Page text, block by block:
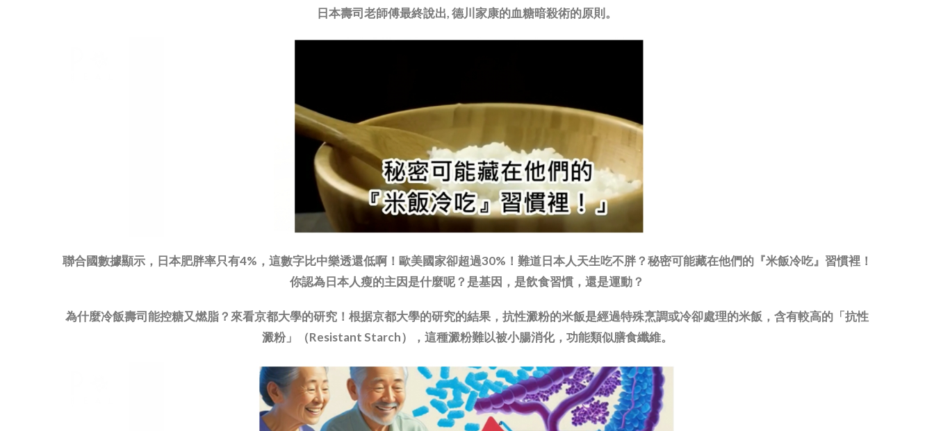
日本壽司老師傅最終說出, 德川家康的血糖暗殺術的原則。
聯合國數據顯示，日本肥胖率只有4%，這數字比中樂透還低啊！歐美國家卻超過30%！難道日本人天生吃不胖？秘密可能藏在他們的『米飯冷吃』習慣裡！
你認為日本人瘦的主因是什麼呢？是基因，是飲食習慣，還是運動？
為什麼冷飯壽司能控糖又燃脂？來看京都大學的研究！根据京都大學的研究的結果，抗性澱粉的米飯是經過特殊烹調或冷卻處理的米飯，含有較高的「抗性
澱粉」（Resistant Starch），這種澱粉難以被小腸消化，功能類似膳食纖維。